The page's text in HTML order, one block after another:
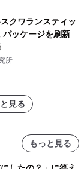
クワランスティッ
パッケージを刷新
所
見る
もっと見る